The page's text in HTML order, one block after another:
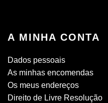
A MINHA CONTA
Dados pessoais
As minhas encomendas
Os meus endereços
Direito de Livre Resolução